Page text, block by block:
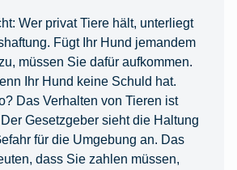
Wer privat Tiere hält, unterliegt
Fügt Ihr Hund jemandem
müssen Sie dafür aufkommen.
Ihr Hund keine Schuld hat.
Das Verhalten von Tieren ist
Gesetzgeber sieht die Haltung
für die Umgebung an. Das
dass Sie zahlen müssen,